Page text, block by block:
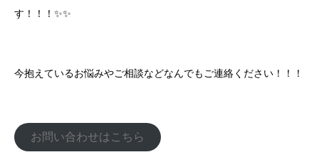
す！！！✨✨
今抱えているお悩みやご相談などなんでもご連絡ください！！！
お問い合わせはこちら